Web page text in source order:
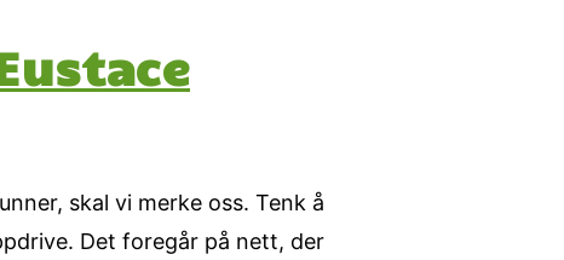
skal vi merke oss. Tenk å
Det foregår på nett, der